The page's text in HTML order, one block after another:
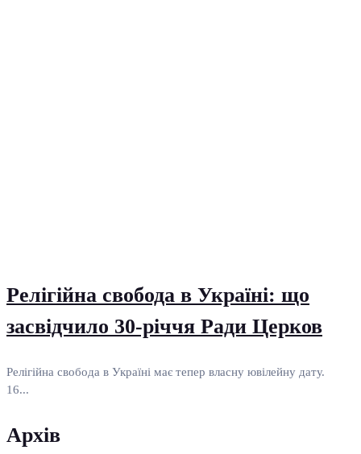
Релігійна свобода в Україні: що
засвідчило 30-річчя Ради Церков
Релігійна свобода в Україні має тепер власну ювілейну дату.
16...
Архів